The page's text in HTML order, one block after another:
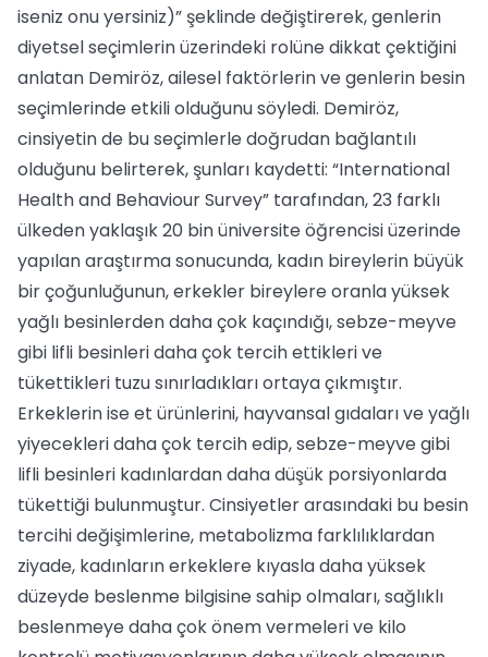
iseniz onu yersiniz)” şeklinde değiştirerek, genlerin
diyetsel seçimlerin üzerindeki rolüne dikkat çektiğini
anlatan Demiröz, ailesel faktörlerin ve genlerin besin
seçimlerinde etkili olduğunu söyledi. Demiröz,
cinsiyetin de bu seçimlerle doğrudan bağlantılı
olduğunu belirterek, şunları kaydetti: “International
Health and Behaviour Survey” tarafından, 23 farklı
ülkeden yaklaşık 20 bin üniversite öğrencisi üzerinde
yapılan araştırma sonucunda, kadın bireylerin büyük
bir çoğunluğunun, erkekler bireylere oranla yüksek
yağlı besinlerden daha çok kaçındığı, sebze-meyve
gibi lifli besinleri daha çok tercih ettikleri ve
tükettikleri tuzu sınırladıkları ortaya çıkmıştır.
Erkeklerin ise et ürünlerini, hayvansal gıdaları ve yağlı
yiyecekleri daha çok tercih edip, sebze-meyve gibi
lifli besinleri kadınlardan daha düşük porsiyonlarda
tükettiği bulunmuştur. Cinsiyetler arasındaki bu besin
tercihi değişimlerine, metabolizma farklılıklardan
ziyade, kadınların erkeklere kıyasla daha yüksek
düzeyde beslenme bilgisine sahip olmaları, sağlıklı
beslenmeye daha çok önem vermeleri ve kilo